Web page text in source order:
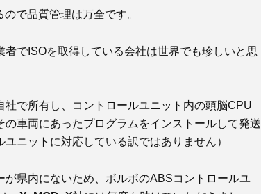
で品質管理は万全です。
でISOを取得している会社は世界でも珍しいと思
で所有し、コントロールユニット内の頭脳CPU
車両にあったプログラムをインストールして発送
ニットに対応している訳ではありません）
県内にないため、ボルボのABSコントロールユ